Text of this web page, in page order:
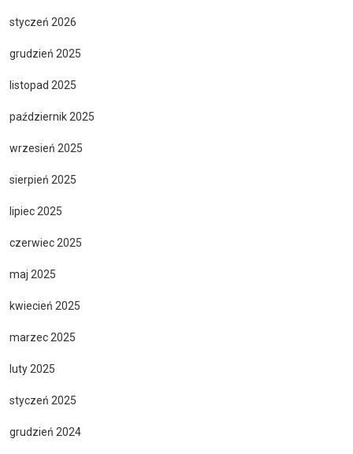
styczeń 2026
grudzień 2025
listopad 2025
październik 2025
wrzesień 2025
sierpień 2025
lipiec 2025
czerwiec 2025
maj 2025
kwiecień 2025
marzec 2025
luty 2025
styczeń 2025
grudzień 2024